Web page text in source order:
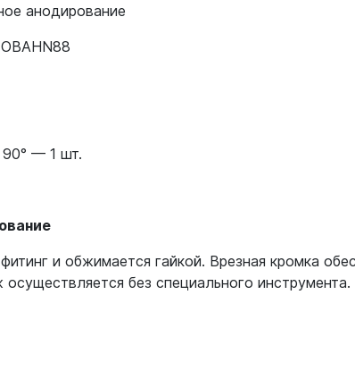
анодирование
90° — 1 шт.
и обжимается гайкой. Врезная кромка
без специального инструмента.